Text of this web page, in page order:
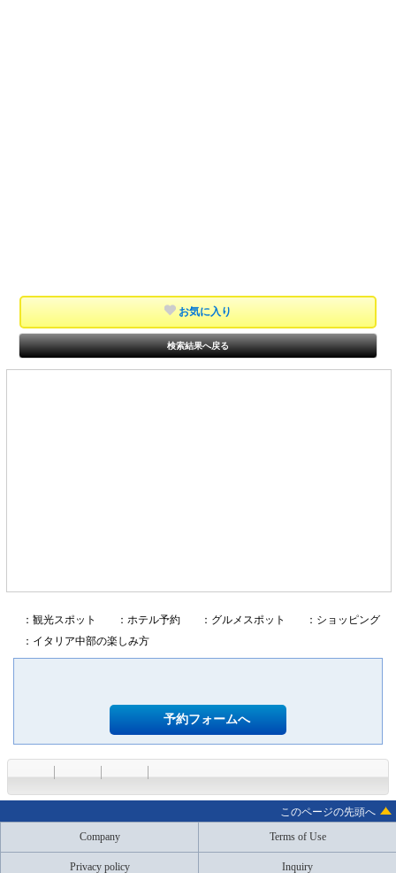
お気に入り
検索結果へ戻る
：観光スポット ：ホテル予約 ：グルメスポット
：ショッピング
：イタリア中部の楽しみ方
予約フォームへ
このページの先頭へ
Company Terms of Use
Privacy policy Inquiry